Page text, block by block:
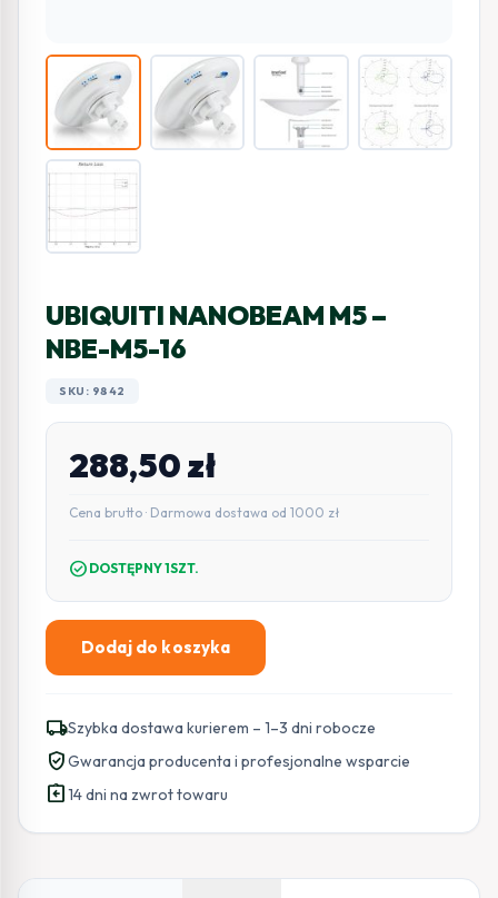
UBIQUITI NANOBEAM M5 –
NBE-M5-16
SKU: 9842
288,50zł
Cena brutto · Darmowa dostawa od 1000 zł
check_circle DOSTĘPNY 1SZT.
ilość
M5
-
NBE-
Dodaj do koszyka
local_shippingSzybka dostawa kurierem – 1–3 dni robocze
verified_userGwarancja producenta i profesjonalne wsparcie
assignment_return14 dni na zwrot towaru